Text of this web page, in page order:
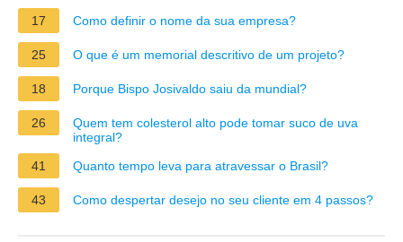
17 Como definir o nome da sua empresa?
25 O que é um memorial descritivo de um projeto?
18 Porque Bispo Josivaldo saiu da mundial?
26
Quem tem colesterol alto pode tomar suco de uva
integral?
41
Quanto tempo leva para atravessar o Brasil?
43 Como despertar desejo no seu cliente em 4 passos?